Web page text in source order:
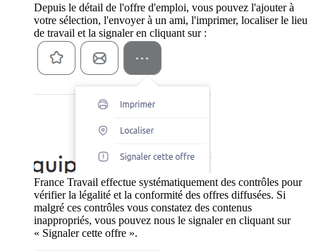
Depuis le détail de l'offre d'emploi, vous pouvez l'ajouter à
votre sélection, l'envoyer à un ami, l'imprimer, localiser le lieu
de travail et la signaler en cliquant sur :
France Travail effectue systématiquement des contrôles pour
vérifier la légalité et la conformité des offres diffusées. Si
malgré ces contrôles vous constatez des contenus
inappropriés, vous pouvez nous le signaler en cliquant sur
« Signaler cette offre ».